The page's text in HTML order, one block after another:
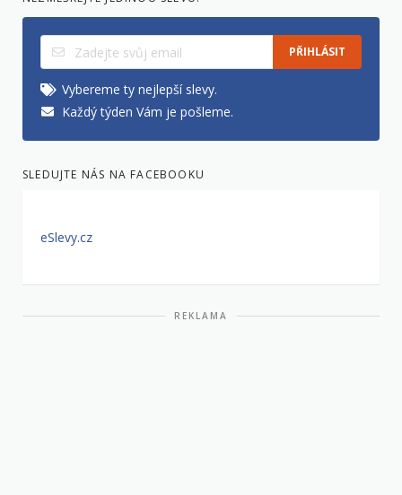
PŘIHLÁSIT
Vybereme ty nejlepší slevy.
Každý týden Vám je pošleme.
SLEDUJTE NÁS NA FACEBOOKU
eSlevy.cz
REKLAMA